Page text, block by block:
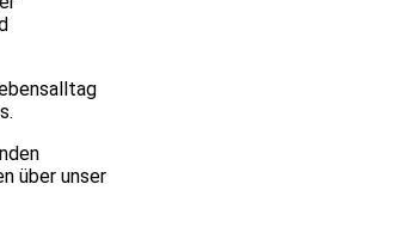
über unser